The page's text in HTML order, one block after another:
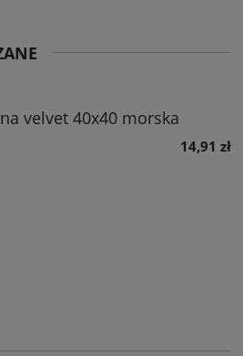
velvet 40x40 morska
14,91 zł